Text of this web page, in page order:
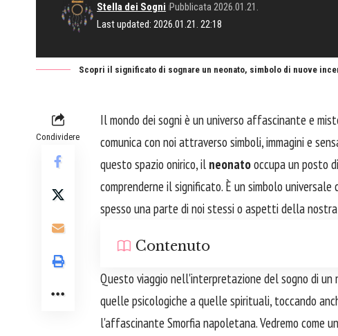
Last updated: 2026.01.21. 22:18
Stella dei Sogni Pubblicata 2026.01.21.
Scopri il significato di sognare un neonato, simbolo di nuove
Condividere
Il mondo dei sogni è un universo affascinante e
comunica con noi attraverso simboli, immagini e
questo spazio onirico, il neonatooccupa un posto
comprenderne il significato. È un simbolo
spesso una parte di noi stessi o aspetti della
Contenuto
Questo viaggio nell'interpretazione del sogno di
quelle psicologiche a quelle spirituali, toccando
l'affascinante Smorfia napoletana. Vedremo come